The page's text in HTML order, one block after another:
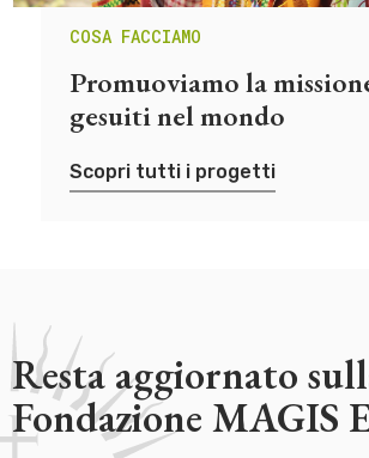
COSA FACCIAMO
Promuoviamo la
gesuiti nel mondo
Scopri tutti i progetti
Resta aggiornato
Fondazione MAGIS